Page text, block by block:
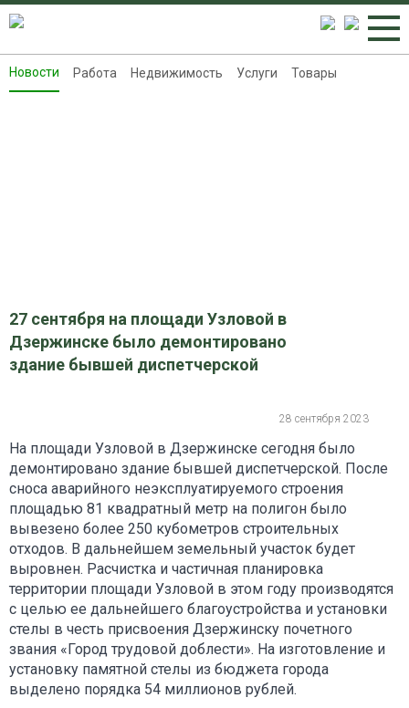
Новости
Новости Работа Недвижимость Услуги Товары
27 сентября на площади Узловой в
Дзержинске было демонтировано
здание бывшей диспетчерской
28 сентября 2023
На площади Узловой в Дзержинске сегодня было
демонтировано здание бывшей диспетчерской. После
сноса аварийного неэксплуатируемого строения
площадью 81 квадратный метр на полигон было
вывезено более 250 кубометров строительных
отходов. В дальнейшем земельный участок будет
выровнен. Расчистка и частичная планировка
территории площади Узловой в этом году производятся
с целью ее дальнейшего благоустройства и установки
стелы в честь присвоения Дзержинску почетного
звания «Город трудовой доблести». На изготовление и
установку памятной стелы из бюджета города
выделено порядка 54 миллионов рублей.